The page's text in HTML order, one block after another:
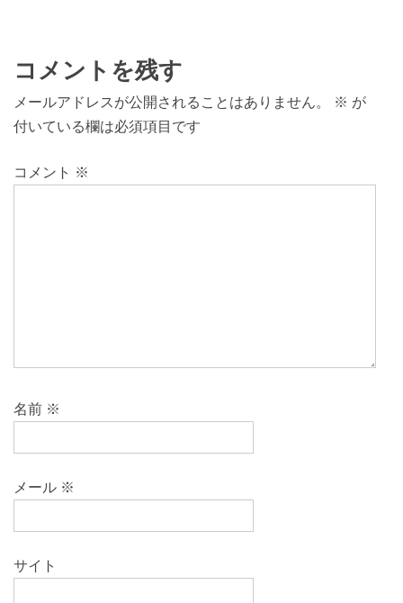
コメントを残す
メールアドレスが公開されることはありません。 ※ が
付いている欄は必須項目です
コメント ※
名前 ※
メール ※
サイト